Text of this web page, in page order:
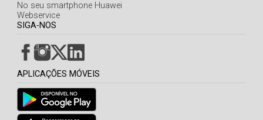
No seu smartphone Huawei
Webservice
SIGA-NOS
APLICAÇÕES MÓVEIS